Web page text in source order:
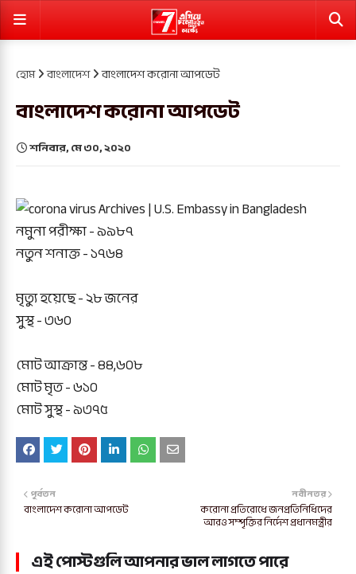
হোম বাংলাদেশ বাংলাদেশ করোনা আপডেট
বাংলাদেশ করোনা আপডেট
শনিবার, মে ৩০, ২০২০
নমুনা পরীক্ষা - ৯৯৮৭
নতুন শনাক্ত - ১৭৬৪
মৃত্যু হয়েছে - ২৮ জনের
সুস্থ - ৩৬০
মোট আক্রান্ত - ৪৪,৬০৮
মোট মৃত - ৬১০
মোট সুস্থ - ৯৩৭৫
নবীনতর
করোনা প্রতিরোধে জনপ্রতিনিধিদের
আরও সম্পৃক্তির নির্দেশ প্রধানমন্ত্রীর
পূর্বতন
বাংলাদেশ করোনা আপডেট
এই পোস্টগুলি আপনার ভাল লাগতে পারে